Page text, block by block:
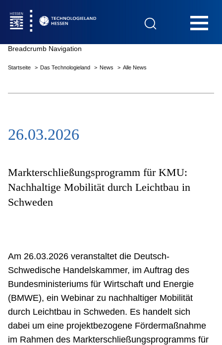
Das Technologieland
Innovationsfelder
Beratung & Förderung
Breadcrumb Navigation
Startseite Das Technologieland News Alle News
26.03.2026
Markterschließungsprogramm für KMU:
Nachhaltige Mobilität durch Leichtbau in
Schweden
Am 26.03.2026 veranstaltet die Deutsch-
Schwedische Handelskammer, im Auftrag des
Bundesministeriums für Wirtschaft und Energie
(BMWE), ein Webinar zu nachhaltiger Mobilität
durch Leichtbau in Schweden. Es handelt sich
dabei um eine projektbezogene Fördermaßnahme
im Rahmen des Markterschließungsprogramms für